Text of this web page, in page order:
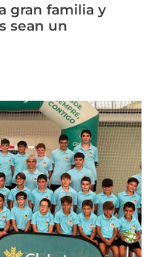
gran familia y
sean un